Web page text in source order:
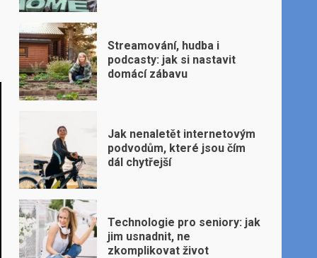
Streamování, hudba i
podcasty: jak si nastavit
domácí zábavu
Jak nenaletět internetovým
podvodům, které jsou čím
dál chytřejší
Technologie pro seniory: jak
jim usnadnit, ne
zkomplikovat život